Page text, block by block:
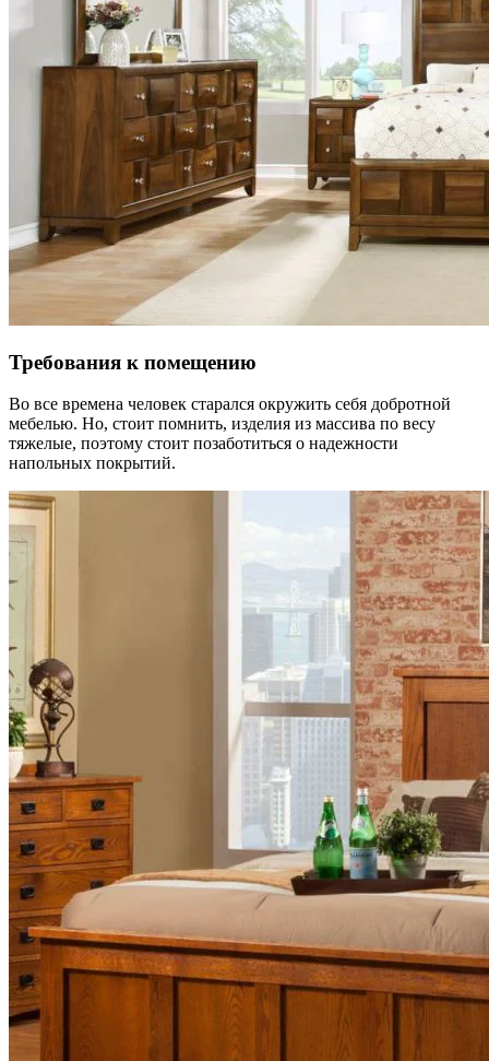
Требования к помещению
Во все времена человек старался окружить себя добротной
мебелью. Но, стоит помнить, изделия из массива по весу
тяжелые, поэтому стоит позаботиться о надежности
напольных покрытий.